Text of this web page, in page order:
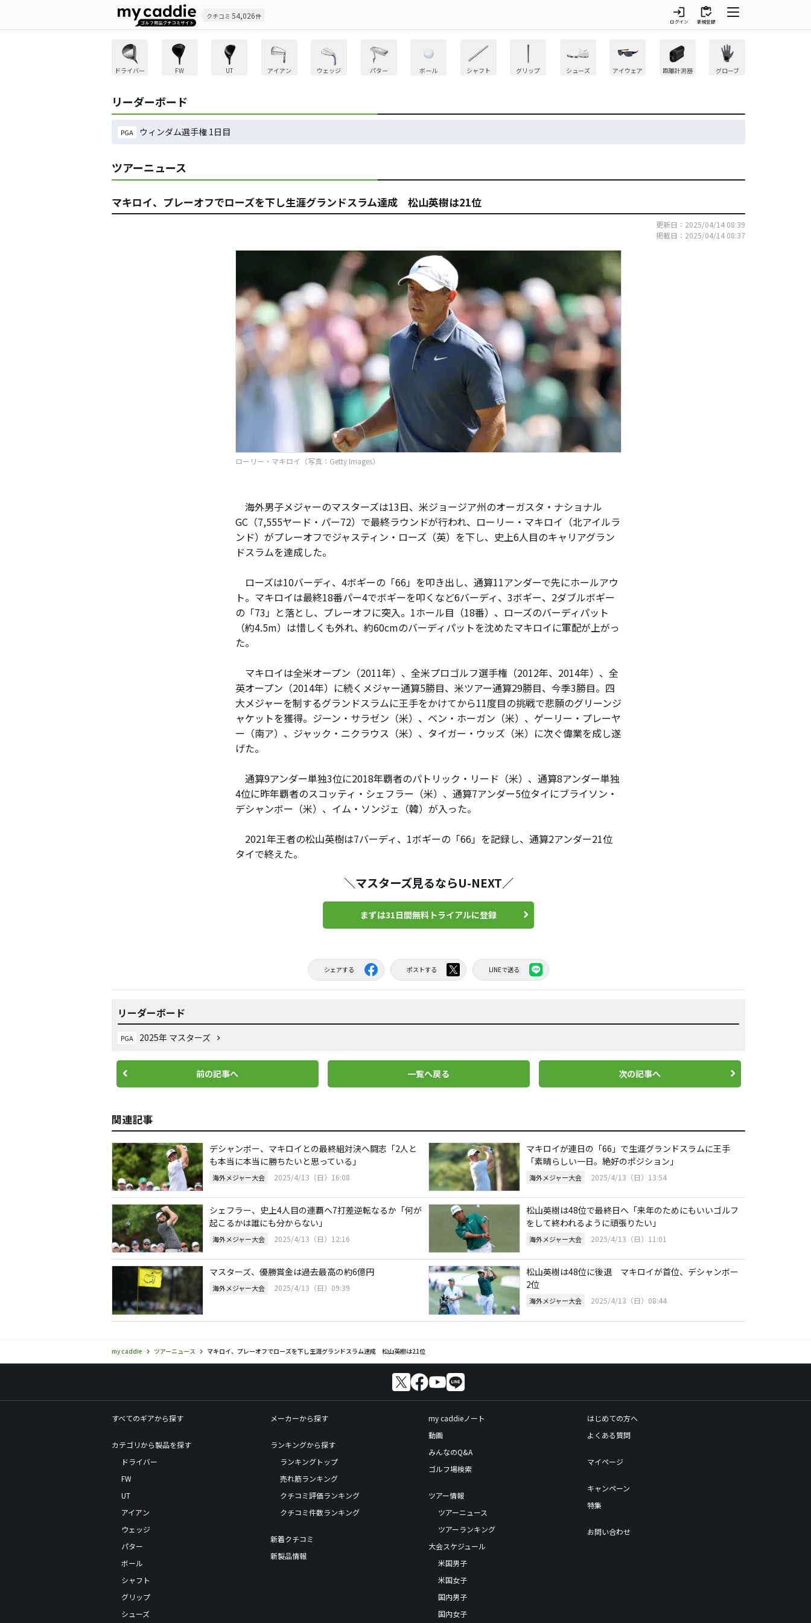
クチコミ 54,026件 login
ログイン
inventory
新規登録
ドライバー FW UT アイアン ウェッジ パター ボール シャフト グリップ シューズ アイウェア 距離計測器 グローブ
リーダーボード
PGA ウィンダム選手権 1日目
ツアーニュース
マキロイ、プレーオフでローズを下し生涯グランドスラム達成 松山英樹は21位
更新日：2025/04/14 08:39
掲載日：2025/04/14 08:37
ローリー・マキロイ（写真：Getty Images）
海外男子メジャーのマスターズは13日、米ジョージア州のオーガスタ・ナショナル
GC（7,555ヤード・パー72）で最終ラウンドが行われ、ローリー・マキロイ（北アイルラ
ンド）がプレーオフでジャスティン・ローズ（英）を下し、史上6人目のキャリアグラン
ドスラムを達成した。
ローズは10バーディ、4ボギーの「66」を叩き出し、通算11アンダーで先にホールアウ
ト。マキロイは最終18番パー4でボギーを叩くなど6バーディ、3ボギー、2ダブルボギー
の「73」と落とし、プレーオフに突入。1ホール目（18番）、ローズのバーディパット
（約4.5m）は惜しくも外れ、約60cmのバーディパットを沈めたマキロイに軍配が上がっ
た。
マキロイは全米オープン（2011年）、全米プロゴルフ選手権（2012年、2014年）、全
英オープン（2014年）に続くメジャー通算5勝目、米ツアー通算29勝目、今季3勝目。四
大メジャーを制するグランドスラムに王手をかけてから11度目の挑戦で悲願のグリーンジ
ャケットを獲得。ジーン・サラゼン（米）、ベン・ホーガン（米）、ゲーリー・プレーヤ
ー（南ア）、ジャック・ニクラウス（米）、タイガー・ウッズ（米）に次ぐ偉業を成し遂
げた。
通算9アンダー単独3位に2018年覇者のパトリック・リード（米）、通算8アンダー単独
4位に昨年覇者のスコッティ・シェフラー（米）、通算7アンダー5位タイにブライソン・
デシャンボー（米）、イム・ソンジェ（韓）が入った。
2021年王者の松山英樹は7バーディ、1ボギーの「66」を記録し、通算2アンダー21位
タイで終えた。
＼マスターズ見るならU-NEXT／
まずは31日間無料トライアルに登録
シェアする ポストする LINEで送る
リーダーボード
PGA 2025年 マスターズ
前の記事へ 一覧へ戻る 次の記事へ
関連記事
デシャンボー、マキロイとの最終組対決へ闘志「2人と
も本当に本当に勝ちたいと思っている」
海外メジャー大会 2025/4/13（日）16:08
マキロイが連日の「66」で生涯グランドスラムに王手
「素晴らしい一日。絶好のポジション」
海外メジャー大会 2025/4/13（日）13:54
シェフラー、史上4人目の連覇へ7打差逆転なるか「何が
起こるかは誰にも分からない」
海外メジャー大会 2025/4/13（日）12:16
松山英樹は48位で最終日へ「来年のためにもいいゴルフ
をして終われるように頑張りたい」
海外メジャー大会 2025/4/13（日）11:01
マスターズ、優勝賞金は過去最高の約6億円
海外メジャー大会 2025/4/13（日）09:39
松山英樹は48位に後退 マキロイが首位、デシャンボー
2位
海外メジャー大会 2025/4/13（日）08:44
my caddie ツアーニュース マキロイ、プレーオフでローズを下し生涯グランドスラム達成 松山英樹は21位
すべてのギアから探す
カテゴリから製品を探す
ドライバー
FW
UT
アイアン
ウェッジ
パター
ボール
シャフト
グリップ
シューズ
メーカーから探す
ランキングから探す
ランキングトップ
売れ筋ランキング
クチコミ評価ランキング
クチコミ件数ランキング
新着クチコミ
新製品情報
my caddieノート
動画
みんなのQ&A
ゴルフ場検索
ツアー情報
ツアーニュース
ツアーランキング
大会スケジュール
米国男子
米国女子
国内男子
国内女子
はじめての方へ
よくある質問
マイページ
キャンペーン
特集
お問い合わせ